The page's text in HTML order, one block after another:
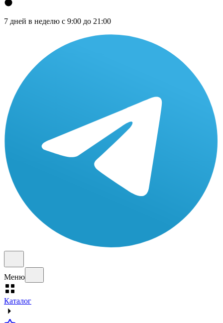
7 дней в неделю с 9:00 до 21:00
Меню
Каталог